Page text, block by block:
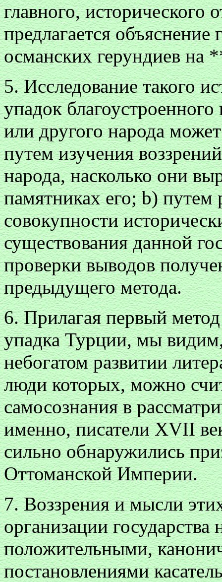
главного, исторического
предлагается объяснение
османских герундиев на
5. Исследование такого
упадок благоустроенного
или другого народа
путем изучения
народа, насколько они
памятниках его; b) путем
совокупности
существования данной
проверки выводов
предыдущего метода.
6. Прилагая первый
упадка Турции, мы
небогатом развитии
люди которых, можно
самосознания в
именно, писатели XVII
сильно обнаружились
Оттоманской Империи.
7. Воззрения и мысли
организации государства
положительными,
постановлениями